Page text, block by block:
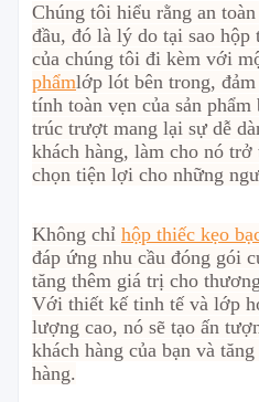
Chúng tôi hiểu rằng an
đầu, đó là lý do tại sao hộp
của chúng tôi đi kèm với
phẩmlớp lót bên trong,
tính toàn vẹn của sản phẩm
trúc trượt mang lại sự dễ
khách hàng, làm cho nó
chọn tiện lợi cho những
Không chỉ hộp thiếc kẹo
đáp ứng nhu cầu đóng gói
tăng thêm giá trị cho
Với thiết kế tinh tế và lớp
lượng cao, nó sẽ tạo ấn
khách hàng của bạn và
hàng.